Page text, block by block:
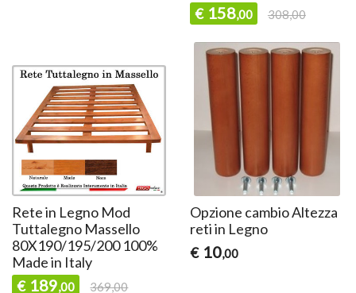
€ 158,00 308,00
Rete in Legno Mod
Tuttalegno Massello
80X190/195/200 100%
Made in Italy
€ 189,00 369,00
Opzione cambio Altezza
reti in Legno
€ 10,00